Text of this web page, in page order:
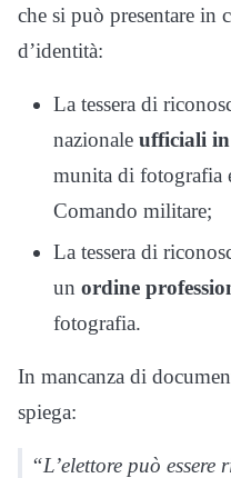
che si può presentare in
d’identità:
La tessera di
nazionale ufficiali in
munita di fotografia
Comando militare;
La tessera di
un ordine
fotografia.
In mancanza di
spiega:
“L’elettore può